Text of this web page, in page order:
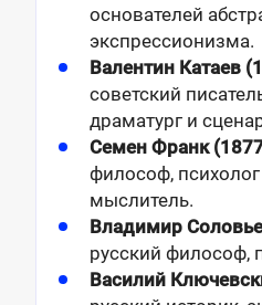
основателей
экспрессионизма.
Валентин Катаев
советский
драматург и
Семен Франк
философ,
мыслитель.
Владимир
русский философ,
Василий